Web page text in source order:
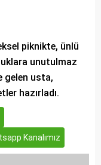
piknikte, ünlü
unutulmaz
gelen usta,
hazırladı.
Kanalımız